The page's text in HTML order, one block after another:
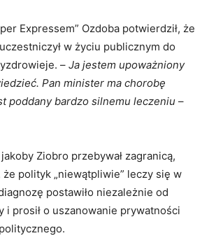
Expressem” Ozdoba potwierdził, że
w życiu publicznym do
– Ja jestem upoważniony
Pan minister ma chorobę
poddany bardzo silnemu leczeniu –
Ziobro przebywał zagranicą,
że polityk „niewątpliwie” leczy się w
postawiło niezależnie od
i prosił o uszanowanie prywatności